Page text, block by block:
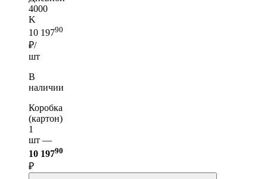
4000
K
10 19790
₽/
шт
В
наличии
Коробка
(картон)
1
шт —
10 19790
₽